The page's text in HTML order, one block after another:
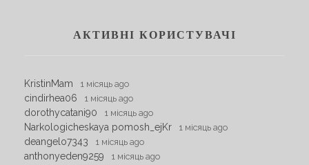
АКТИВНІ КОРИСТУВАЧІ
KristinMam 1 місяць ago
cindirhea06 1 місяць ago
dorothycatani90 1 місяць ago
Narkologicheskaya pomosh_ejKr 1 місяць ago
deangelo7343 1 місяць ago
anthonyeden9259 1 місяць ago